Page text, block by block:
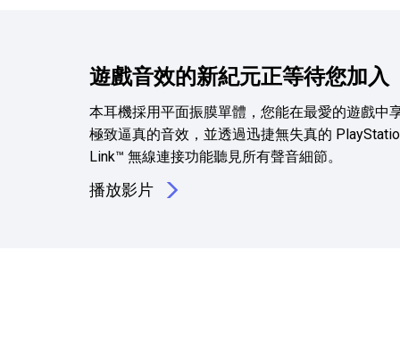
遊戲音效的新紀元正等待您加入
本耳機採用平面振膜單體，您能在最愛的遊戲中
極致逼真的音效，並透過迅捷無失真的
Link™ 無線連接功能聽見所有聲音細節。
播放影片